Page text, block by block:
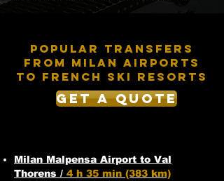
Popular Transfers
from MILAN AirportS
to French Ski Resorts
get a quote
Milan Malpensa Airport to Val
Thorens / 4 h 35 min (383 km)